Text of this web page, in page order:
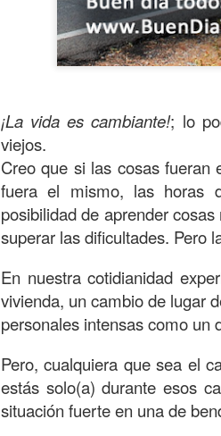
¡La vida es cambiante!; lo
viejos.
Creo que si las cosas
fuera el mismo, las horas
posibilidad de aprender
superar las dificultades. Pero
En nuestra cotidianidad
vivienda, un cambio de lugar
personales intensas como un
Pero, cualquiera que sea el
estás solo(a) durante esos
situación fuerte en una de
acorde con una lista de
logros profesionales e
Es quizás por esto que
“amados”
, es decir, a nuestra
Yo tengo gratos recuerdos
esos buenos recuerdos; lo
de tiempo, muchos incluso
lo mejor que tenían por su
Te invito a reflexionar sobre:
tu familia?
En la Biblia, el capítulo 12 de
del cristiano. Esta contiene
Particularmente, en el verso
malo, seguid lo bueno”.